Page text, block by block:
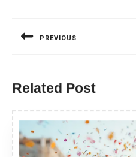
PREVIOUS
Related Post